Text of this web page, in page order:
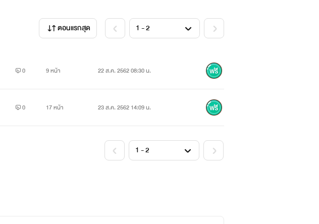
ตอนแรกสุด
0 9 หน้า 22 ส.ค. 2562 08:30 น.
0 17 หน้า 23 ส.ค. 2562 14:09 น.